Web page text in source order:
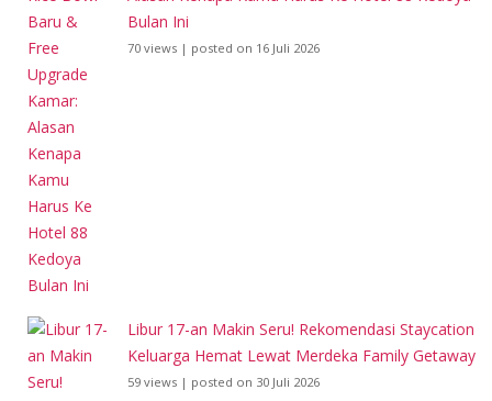
Bulan Ini
70 views | posted on 16 Juli 2026
Libur 17-an Makin Seru! Rekomendasi Staycation
Keluarga Hemat Lewat Merdeka Family Getaway
59 views | posted on 30 Juli 2026